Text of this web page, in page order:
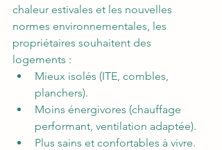
chaleur estivales et les nouvelles
normes environnementales, les
propriétaires souhaitent des
logements :
Mieux isolés (ITE, combles,
planchers).
Moins énergivores (chauffage
performant, ventilation adaptée).
Plus sains et confortables à vivre.